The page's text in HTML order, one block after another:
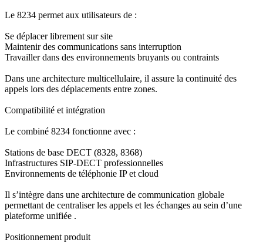
Le 8234 permet aux utilisateurs de :
Se déplacer librement sur site
Maintenir des communications sans interruption
Travailler dans des environnements bruyants ou contraints
Dans une architecture multicellulaire, il assure la continuité des
appels lors des déplacements entre zones.
Compatibilité et intégration
Le combiné 8234 fonctionne avec :
Stations de base DECT (8328, 8368)
Infrastructures SIP-DECT professionnelles
Environnements de téléphonie IP et cloud
Il s’intègre dans une architecture de communication globale
permettant de centraliser les appels et les échanges au sein d’une
plateforme unifiée .
Positionnement produit